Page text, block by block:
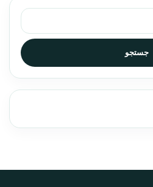
جستجو